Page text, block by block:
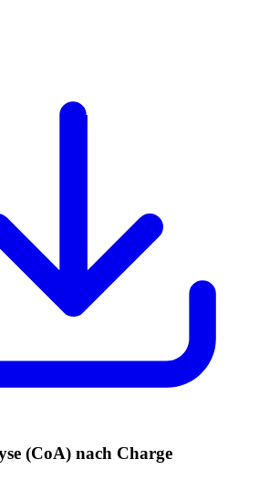
(CoA) nach Charge